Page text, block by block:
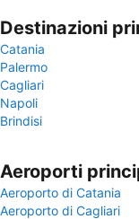
Destinazioni
Catania
Palermo
Cagliari
Napoli
Brindisi
Aeroporti
Aeroporto di Catania
Aeroporto di Cagliari